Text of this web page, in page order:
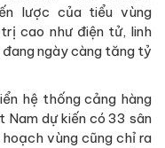
lược của tiểu vùng
cao như điện tử, linh
ngày càng tăng tỷ
hệ thống cảng hàng
Nam dự kiến có 33 sân
vùng cũng chỉ ra